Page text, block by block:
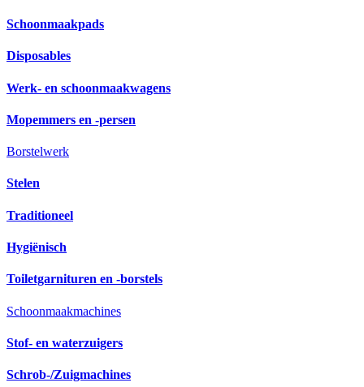
Schoonmaakpads
Disposables
Werk- en schoonmaakwagens
Mopemmers en -persen
Borstelwerk
Stelen
Traditioneel
Hygiënisch
Toiletgarnituren en -borstels
Schoonmaakmachines
Stof- en waterzuigers
Schrob-/Zuigmachines